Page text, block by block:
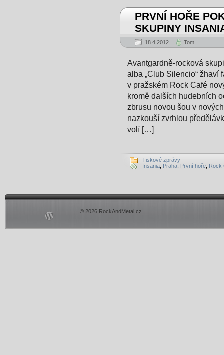
PRVNÍ HOŘE
SKUPINY
18.4.2012 Tom
Avantgardně-rocková
alba „Club Silencio“ žhaví
v pražském Rock Café
kromě dalších hudebních
zbrusu novou šou v
nazkouší zvrhlou
volí […]
Tiskové zprávy
Insania Praha První hoře Rock
© 2026 RockAndMetal.cz